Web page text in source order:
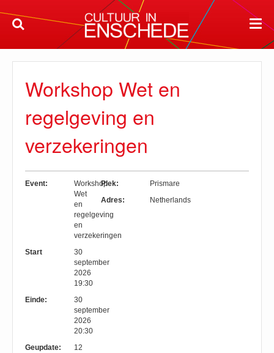
Workshop Wet en
regelgeving en
verzekeringen
Event:
Workshop
Wet
en
regelgeving
en
verzekeringen
Start
30
september
2026
19:30
Einde:
30
september
2026
20:30
Geupdate:
12
Plek:
Prismare
Adres:
Netherlands